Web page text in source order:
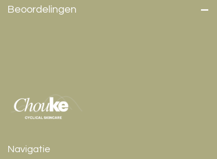
Beoordelingen
Navigatie